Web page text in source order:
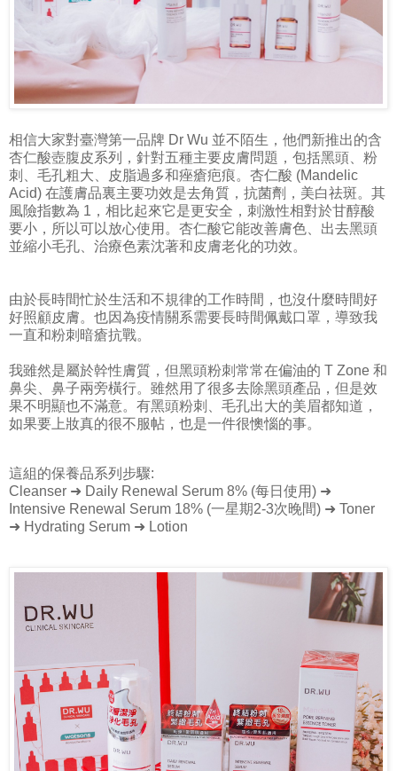
相信大家對臺灣第一品牌 Dr Wu 並不陌生，他們新推出的含
杏仁酸壺腹皮系列，針對五種主要皮膚問題，包括黑頭、粉
刺、毛孔粗大、皮脂過多和痤瘡疤痕。杏仁酸 (Mandelic
Acid) 在護膚品裏主要功效是去角質，抗菌劑，美白祛斑。其
風險指數為 1，相比起來它是更安全，刺激性相對於甘醇酸
要小，所以可以放心使用。杏仁酸它能改善膚色、出去黑頭
並縮小毛孔、治療色素沈著和皮膚老化的功效。
由於長時間忙於生活和不規律的工作時間，也沒什麼時間好
好照顧皮膚。也因為疫情關系需要長時間佩戴口罩，導致我
一直和粉刺暗瘡抗戰。
我雖然是屬於幹性膚質，但黑頭粉刺常常在偏油的 T Zone 和
鼻尖、鼻子兩旁橫行。雖然用了很多去除黑頭產品，但是效
果不明顯也不滿意。有黑頭粉刺、毛孔出大的美眉都知道，
如果要上妝真的很不服帖，也是一件很懊惱的事。
這組的保養品系列步驟:
Cleanser ➜ Daily Renewal Serum 8% (每日使用) ➜
Intensive Renewal Serum 18% (一星期2-3次晚間) ➜ Toner
➜ Hydrating Serum ➜ Lotion